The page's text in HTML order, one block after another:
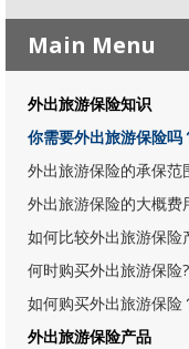
Main Menu
外出旅游保险知识
你需要外出旅游保险吗
外出旅游保险的承保范
外出旅游保险的大概费
如何比较外出旅游保险
何时购买外出旅游保险?
如何购买外出旅游保险
外出旅游保险产品